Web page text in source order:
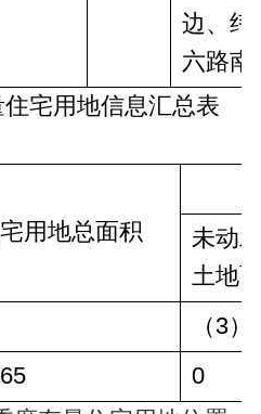
边、纬
六路南
宅用地信息汇总表
用地总面积
未动
土地
（3）
0